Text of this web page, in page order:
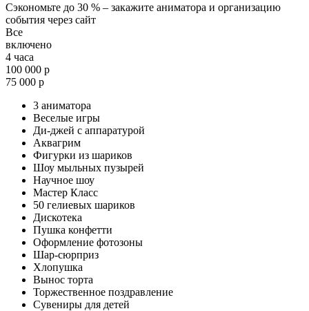
Сэкономьте до 30 % – закажите аниматора и организацию
события через сайт
Все
включено
4 часа
100 000 р
75 000 р
3 аниматора
Веселые игры
Ди-джей с аппаратурой
Аквагрим
Фигурки из шариков
Шоу мыльных пузырей
Научное шоу
Мастер Класс
50 гелиевых шариков
Дискотека
Пушка конфетти
Оформление фотозоны
Шар-сюрприз
Хлопушка
Вынос торта
Торжественное поздравление
Сувениры для детей